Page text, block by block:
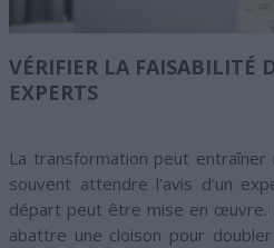
VÉRIFIER LA FAISABILITÉ
EXPERTS
La transformation peut
souvent attendre l’avis d’un
départ peut être mise en œuvre.
abattre une cloison pour doubler